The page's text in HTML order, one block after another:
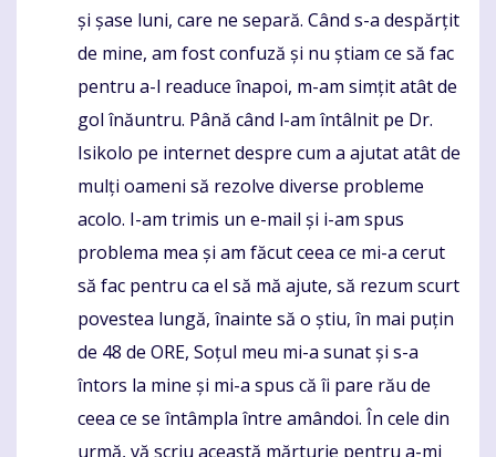
și șase luni, care ne separă. Când s-a despărțit
de mine, am fost confuză și nu știam ce să fac
pentru a-l readuce înapoi, m-am simțit atât de
gol înăuntru. Până când l-am întâlnit pe Dr.
Isikolo pe internet despre cum a ajutat atât de
mulți oameni să rezolve diverse probleme
acolo. I-am trimis un e-mail și i-am spus
problema mea și am făcut ceea ce mi-a cerut
să fac pentru ca el să mă ajute, să rezum scurt
povestea lungă, înainte să o știu, în mai puțin
de 48 de ORE, Soțul meu mi-a sunat și s-a
întors la mine și mi-a spus că îi pare rău de
ceea ce se întâmpla între amândoi. În cele din
urmă, vă scriu această mărturie pentru a-mi